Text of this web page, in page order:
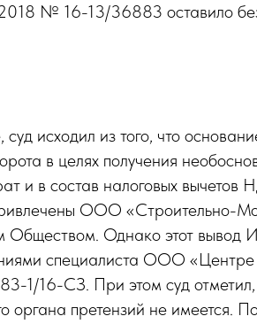
№ 16-13/36883 оставило
исходил из того, что
в целях получения
и в состав налоговых вычетов
ООО «Строительно-
Однако этот вывод
специалиста ООО «Центре
1/16-СЗ. При этом суд отметил,
органа претензий не имеется.